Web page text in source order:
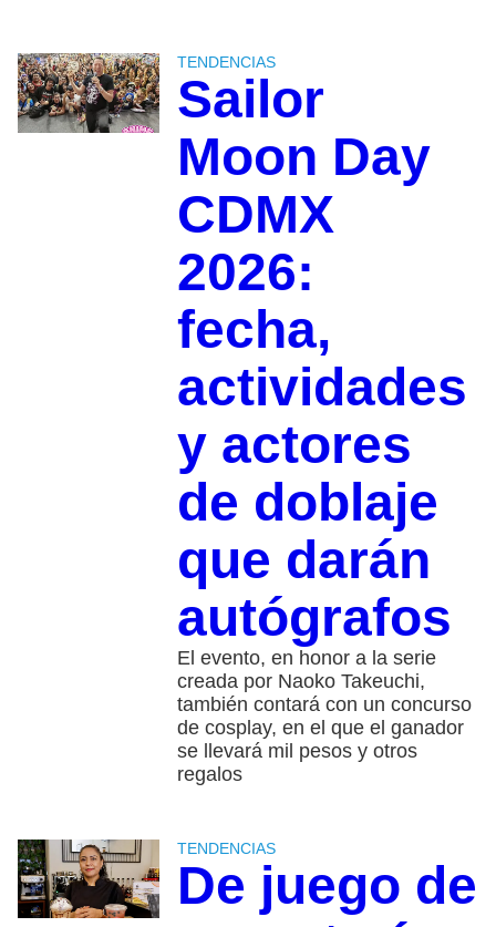
TENDENCIAS
Sailor
Moon Day
CDMX
2026:
fecha,
actividades
y actores
de doblaje
que darán
autógrafos
El evento, en honor a la serie
creada por Naoko Takeuchi,
también contará con un concurso
de cosplay, en el que el ganador
se llevará mil pesos y otros
regalos
TENDENCIAS
De juego de